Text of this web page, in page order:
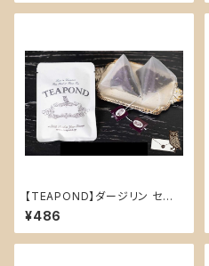
【TEAPOND】ダージリン セブ
¥486